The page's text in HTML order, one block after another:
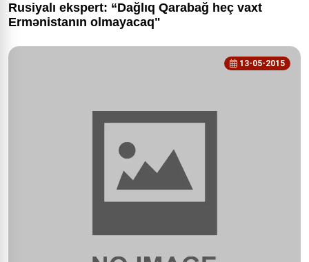
Rusiyalı ekspert: “Dağlıq Qarabağ heç vaxt
Ermənistanın olmayacaq"
13-05-2015